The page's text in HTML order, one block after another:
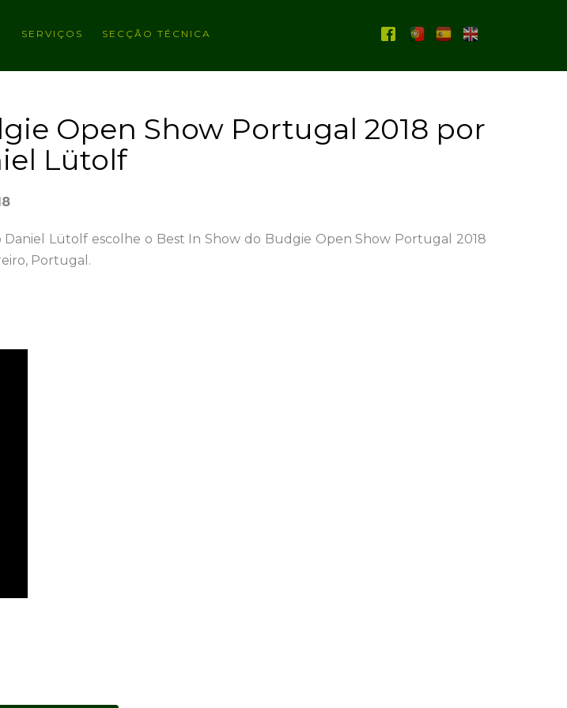
SERVIÇOS SECÇÃO TÉCNICA
Open Show Portugal 2018 por
Lütolf
Lütolf escolhe o Best In Show do Budgie Open Show Portugal 2018
Portugal.